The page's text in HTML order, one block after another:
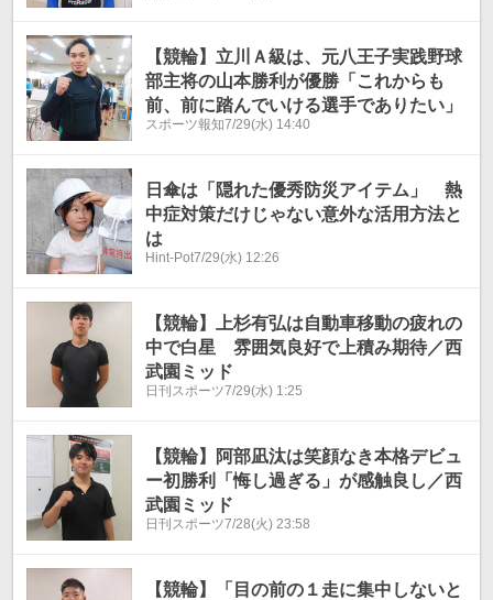
【競輪】立川Ａ級は、元八王子実践野球
部主将の山本勝利が優勝「これからも
前、前に踏んでいける選手でありたい」
スポーツ報知7/29(水) 14:40
日傘は「隠れた優秀防災アイテム」 熱
中症対策だけじゃない意外な活用方法と
は
Hint-Pot7/29(水) 12:26
【競輪】上杉有弘は自動車移動の疲れの
中で白星 雰囲気良好で上積み期待／西
武園ミッド
日刊スポーツ7/29(水) 1:25
【競輪】阿部凪汰は笑顔なき本格デビュ
ー初勝利「悔し過ぎる」が感触良し／西
武園ミッド
日刊スポーツ7/28(火) 23:58
【競輪】「目の前の１走に集中しないと